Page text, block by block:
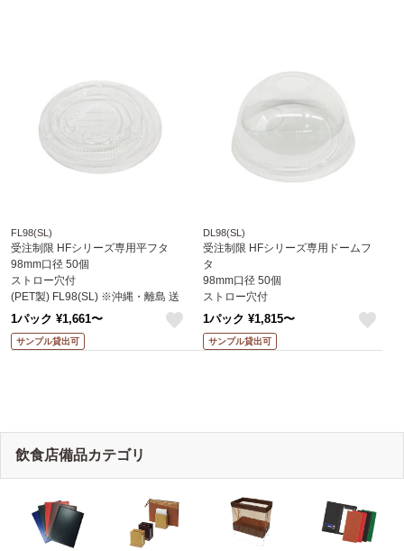
FL98(SL)
受注制限 HFシリーズ専用平フタ
98mm口径 50個
ストロー穴付
(PET製) FL98(SL) ※沖縄・離島 送
料別途 (赤松化成)
1パック ¥1,661〜
サンプル貸出可
DL98(SL)
受注制限 HFシリーズ専用ドームフ
タ
98mm口径 50個
ストロー穴付
(PET製) DL98(SL) ※沖縄・離島 送
1パック ¥1,815〜
サンプル貸出可
飲食店備品カテゴリ